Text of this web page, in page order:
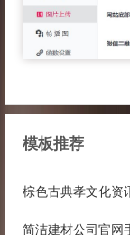
模板推荐
简洁建材公司官网